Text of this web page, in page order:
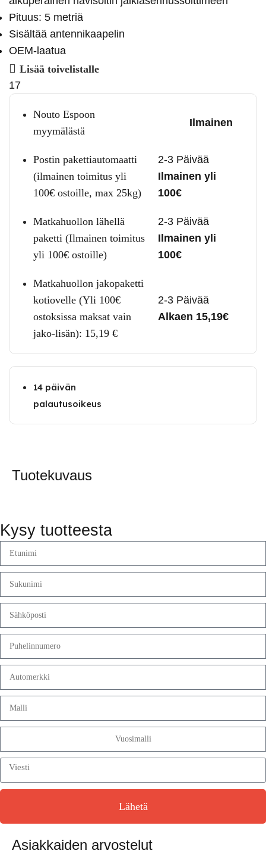
Pituus: 5 metriä
Sisältää antennikaapelin
OEM-laatua
Lisää toivelistalle
17
Nouto Espoon
myymälästä
Ilmainen
Postin pakettiautomaatti
(ilmainen toimitus yli
100€ ostoille, max 25kg)
2-3 Päivää
Ilmainen yli
100€
Matkahuollon lähellä
paketti (Ilmainen toimitus
yli 100€ ostoille)
2-3 Päivää
Ilmainen yli
100€
Matkahuollon jakopaketti
kotiovelle (Yli 100€
ostoksissa maksat vain
jako-lisän): 15,19 €
2-3 Päivää
Alkaen 15,19€
14 päivän
palautusoikeus
Tuotekuvaus
Kysy tuotteesta
Lähetä
Asiakkaiden arvostelut